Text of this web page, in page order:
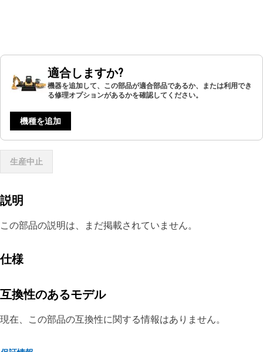
適合しますか?
機器を追加して、この部品が適合部品であるか、または利用でき
る修理オプションがあるかを確認してください。
機種を追加
生産中止
説明
この部品の説明は、まだ掲載されていません。
仕様
互換性のあるモデル
現在、この部品の互換性に関する情報はありません。